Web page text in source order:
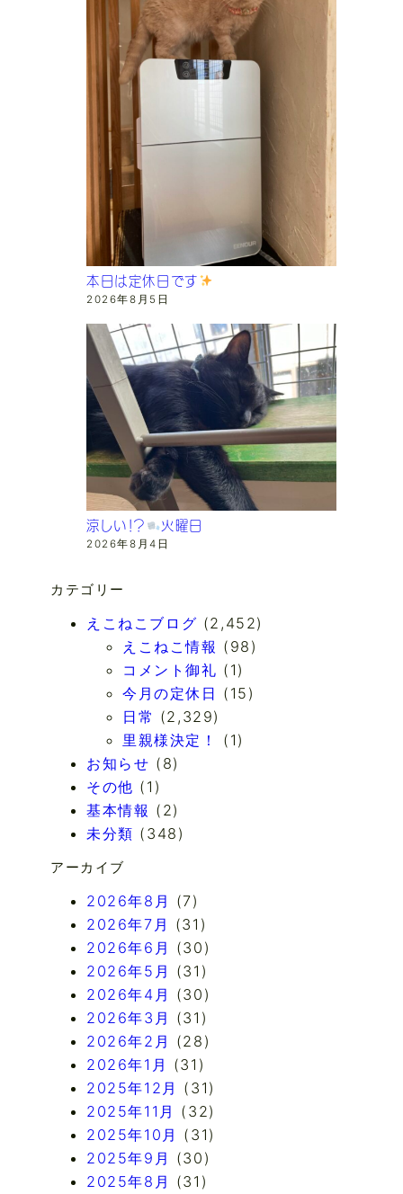
本日は定休日です
2026年8月5日
涼しい！？ 火曜日
2026年8月4日
カテゴリー
えこねこブログ (2,452)
えこねこ情報 (98)
コメント御礼 (1)
今月の定休日 (15)
日常 (2,329)
里親様決定！
(1)
お知らせ (8)
その他 (1)
基本情報 (2)
未分類 (348)
アーカイブ
2026年8月 (7)
2026年7月 (31)
2026年6月 (30)
2026年5月 (31)
2026年4月 (30)
2026年3月 (31)
2026年2月 (28)
2026年1月 (31)
2025年12月 (31)
2025年11月 (32)
2025年10月 (31)
2025年9月 (30)
2025年8月 (31)